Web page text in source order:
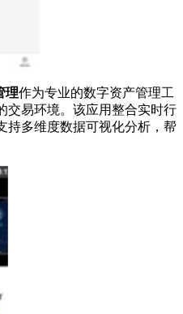
理作为专业的数字资产管理工
交易环境。该应用整合实时行
持多维度数据可视化分析，帮